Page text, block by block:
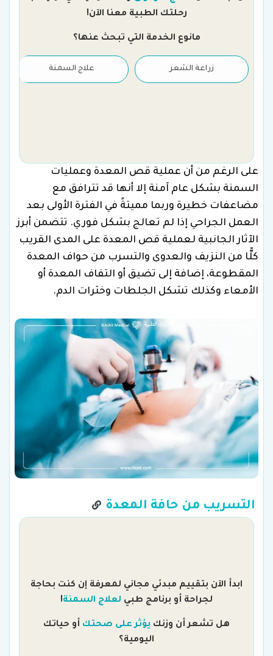
رحلتك الطبية معنا الآن!
مانوع الخدمة التي تبحث عنها؟
زراعة الشعر علاج السمنة
على الرغم من أن عملية قص المعدة وعمليات
السمنة بشكل عام آمنة إلا أنها قد تترافق مع
مضاعفات خطيرة وربما مميتةً في الفترة الأولى بعد
العمل الجراحي إذا لم تعالج بشكل فوري. تتضمن أبرز
الآثار الجانبية لعملية قص المعدة على المدى القريب
كلًّا من النزيف والعدوى والتسرب من حواف المعدة
المقطوعة، إضافة إلى تضيق أو التفاف المعدة أو
الأمعاء وكذلك تشكل الجلطات وخثرات الدم.
التسريب من حافة المعدة
ابدأ الآن بتقييم مبدئي مجاني لمعرفة إن كنت بحاجة
لجراحة أو برنامج طبي لعلاج السمنة!
هل تشعر أن وزنك يؤثر على صحتك أو حياتك
اليومية؟